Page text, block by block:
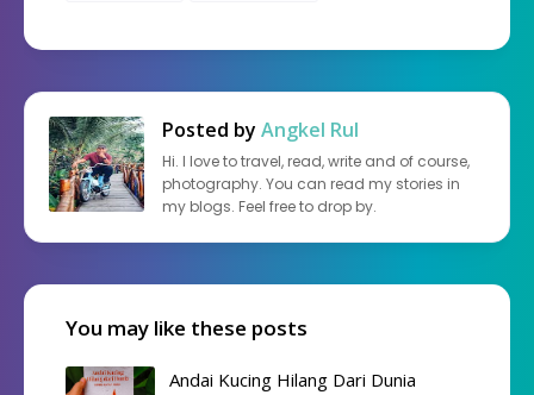
Posted by Angkel Rul
Hi. I love to travel, read, write and of course,
photography. You can read my stories in
my blogs. Feel free to drop by.
You may like these posts
Andai Kucing Hilang Dari Dunia